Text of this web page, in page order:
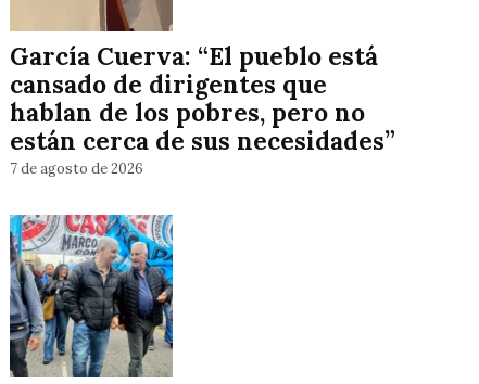
García Cuerva: “El pueblo está
cansado de dirigentes que
hablan de los pobres, pero no
están cerca de sus necesidades”
7 de agosto de 2026